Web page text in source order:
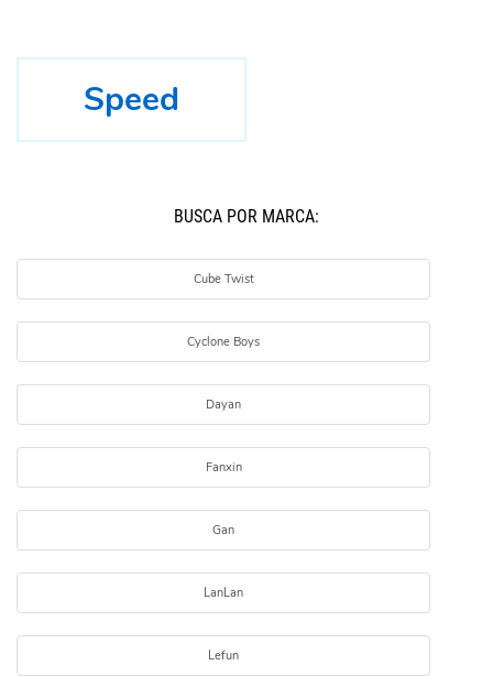
Speed
BUSCÁ POR MARCA:
Cube Twist
Cyclone Boys
Dayan
Fanxin
Gan
LanLan
Lefun